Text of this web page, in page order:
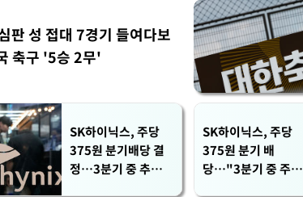
판 성 접대 7경기 들여다보
축구 '5승 2무'
SK하이닉스, 주당
375원 분기배당 결
정…3분기 중 추가
SK하이닉스, 주당
375원 분기 배
당…"3분기 중 주주